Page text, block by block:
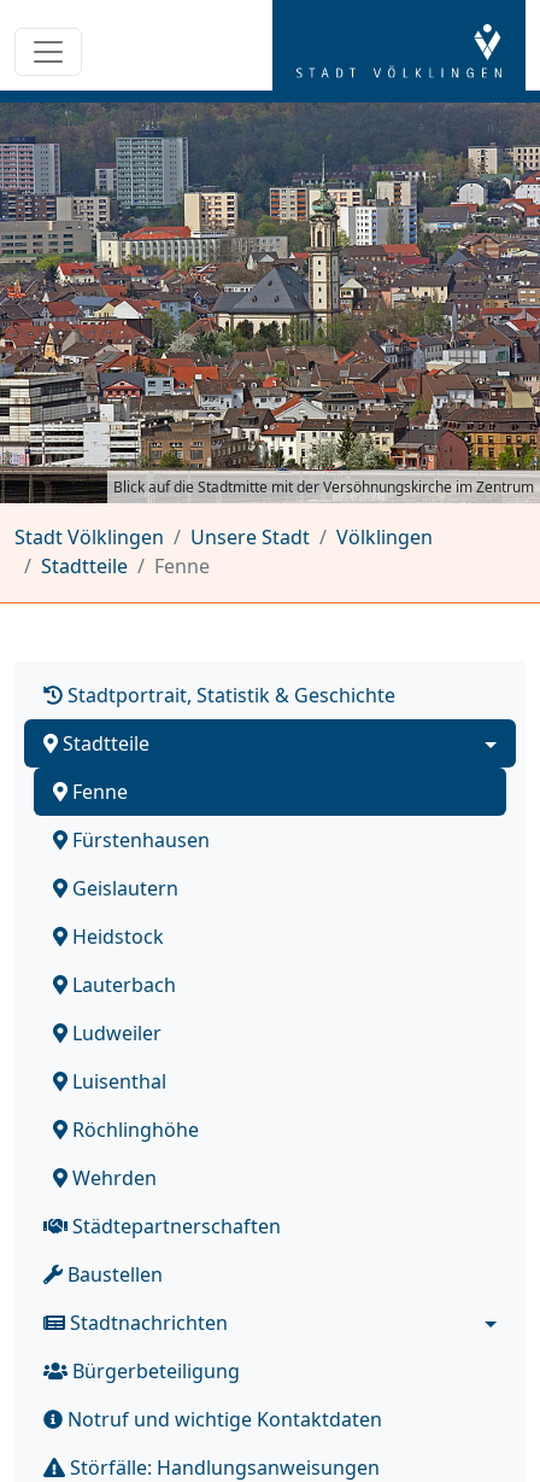
Blick auf die Stadtmitte mit der Versöhnungskirche im Zentrum
Stadt Völklingen Unsere Stadt
Völklingen
Stadtteile
Fenne
Stadtportrait, Statistik & Geschichte
Stadtteile
Fenne
Fürstenhausen
Geislautern
Heidstock
Lauterbach
Ludweiler
Luisenthal
Röchlinghöhe
Wehrden
Städtepartnerschaften
Baustellen
Stadtnachrichten
Bürgerbeteiligung
Notruf und wichtige Kontaktdaten
Störfälle: Handlungsanweisungen